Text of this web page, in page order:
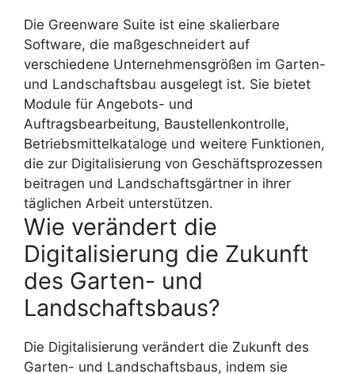
Die Greenware Suite ist eine skalierbare
Software, die maßgeschneidert auf
verschiedene Unternehmensgrößen im Garten-
und Landschaftsbau ausgelegt ist. Sie bietet
Module für Angebots- und
Auftragsbearbeitung, Baustellenkontrolle,
Betriebsmittelkataloge und weitere Funktionen,
die zur Digitalisierung von Geschäftsprozessen
beitragen und Landschaftsgärtner in ihrer
täglichen Arbeit unterstützen.
Wie verändert die
Digitalisierung die Zukunft
des Garten- und
Landschaftsbaus?
Die Digitalisierung verändert die Zukunft des
Garten- und Landschaftsbaus, indem sie